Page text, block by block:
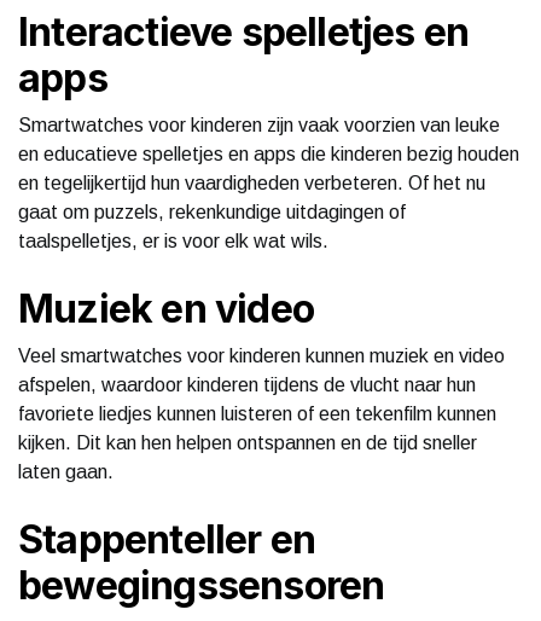
Interactieve spelletjes en
apps
Smartwatches voor kinderen zijn vaak voorzien van leuke
en educatieve spelletjes en apps die kinderen bezig houden
en tegelijkertijd hun vaardigheden verbeteren. Of het nu
gaat om puzzels, rekenkundige uitdagingen of
taalspelletjes, er is voor elk wat wils.
Muziek en video
Veel smartwatches voor kinderen kunnen muziek en video
afspelen, waardoor kinderen tijdens de vlucht naar hun
favoriete liedjes kunnen luisteren of een tekenfilm kunnen
kijken. Dit kan hen helpen ontspannen en de tijd sneller
laten gaan.
Stappenteller en
bewegingssensoren